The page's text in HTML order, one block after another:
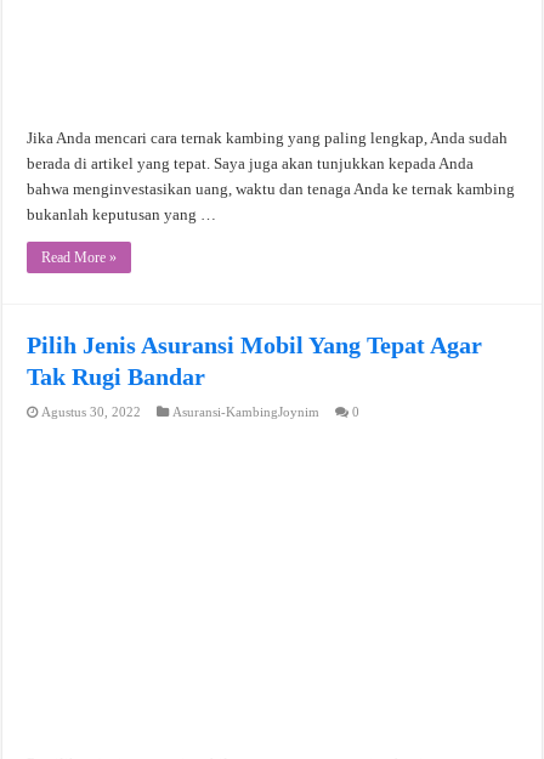
Jika Anda mencari cara ternak kambing yang paling lengkap, Anda sudah
berada di artikel yang tepat. Saya juga akan tunjukkan kepada Anda
bahwa menginvestasikan uang, waktu dan tenaga Anda ke ternak kambing
bukanlah keputusan yang …
Read More »
Pilih Jenis Asuransi Mobil Yang Tepat Agar
Tak Rugi Bandar
Agustus 30, 2022 Asuransi-KambingJoynim 0